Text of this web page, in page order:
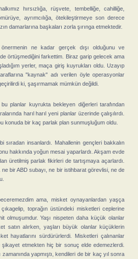
hırsızlığa, rüşvete, tembelliğe, cahilliğe,
ayrımcılığa, ötekileştirmeye son derece
damarlarına başkaları zorla şırınga etmektedir.
ne kadar gerçek dışı olduğunu ve
örtüşmediğini farkettim. Biraz garip gelecek ama
yerler, maça giriş kuyrukları oldu. Uzayıp
"kaynak" adı verilen öyle operasyonlar
ki, şaşırmamak mümkün değildi.
planlar kuyrukta bekleyen diğerleri tarafından
harıl harıl yeni planlar üzerinde çalışılırdı.
konuda bir kaç parlak plan sunmuşluğum oldu.
sıradan insanlardı. Mahallenin gençleri bakkalın
hakkında yoğun mesai yaparlardı. Akşam evde
üretilmiş parlak fikirleri de tartışmaya açarlardı.
bir ABD subayı, ne bir istihbarat görevlisi, ne de
ama, misket oynayanlardan yaşça
toprağın üstündeki misketleri ceplerine
olmuşumdur. Yaşı nispeten daha küçük olanlar
satın alırken, yaşları büyük olanlar küçüklerin
hayatlarını sürdürürlerdi. Misketleri çalınanlar
etmekten hiç bir sonuç elde edemezlerdi.
yapmıştı, kendileri de bir kaç yıl sonra